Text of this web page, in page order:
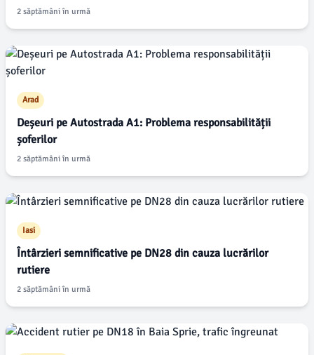
2 săptămâni în urmă
Arad
Deșeuri pe Autostrada A1: Problema responsabilității
șoferilor
2 săptămâni în urmă
Iasi
Întârzieri semnificative pe DN28 din cauza lucrărilor
rutiere
2 săptămâni în urmă